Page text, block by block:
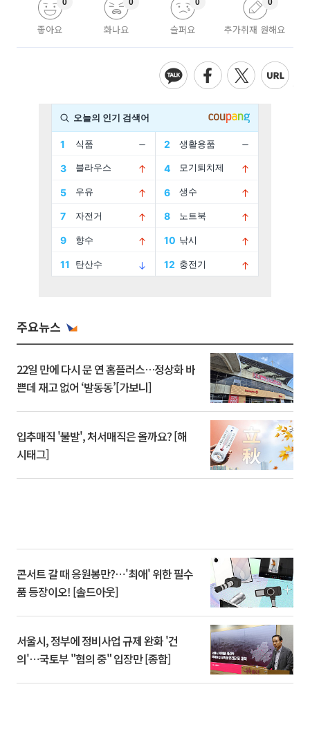
좋아요
0
화나요
0
슬퍼요
0
추가취재 원해요
0
주요뉴스
22일 만에 다시 문 연 홈플러스…정상화 바
쁜데 재고 없어 ‘발동동’[가보니]
입추매직 '불발', 처서매직은 올까요? [해
시태그]
콘서트 갈 때 응원봉만?⋯'최애' 위한 필수
품 등장이오! [솔드아웃]
서울시, 정부에 정비사업 규제 완화 '건
의'⋯국토부 "협의 중" 입장만 [종합]